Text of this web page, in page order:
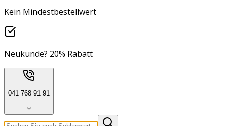
Kein Mindestbestellwert
Neukunde? 20% Rabatt
041 768 91 91